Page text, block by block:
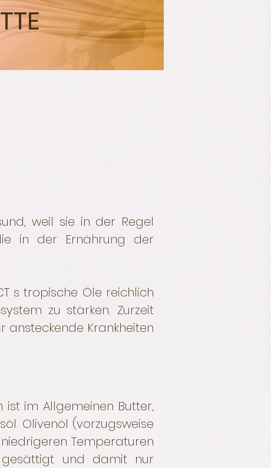
weil sie in der Regel
in der Ernährung der
s tropische Öle reichlich
zu stärken. Zurzeit
Krankheiten
im Allgemeinen Butter,
Olivenöl (vorzugsweise
Temperaturen
und damit nur